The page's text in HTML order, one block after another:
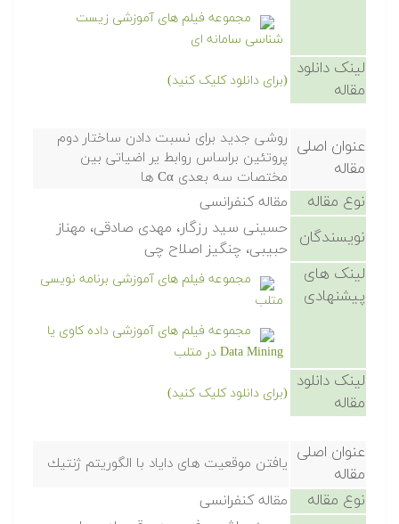
مجموعه فیلم های آموزشی زیست
شناسی سامانه ای
لینک دانلود
مقاله
(برای دانلود کلیک کنید)
عنوان اصلی
مقاله
روشی جدید برای نسبت دادن ساختار دوم
پروتئین براساس روابط یر اضیاتی بین
مختصات سه بعدی Cα ها
نوع مقاله مقاله کنفرانسی
نویسندگان
حسینی سید رزگار، مهدی صادقی، مهناز
حبیبی، چنگیز اصلاح چی
لینک های
پیشنهادی
مجموعه فیلم های آموزشی برنامه نویسی
متلب
مجموعه فیلم های آموزشی داده کاوی یا
Data Mining در متلب
لینک دانلود
مقاله
(برای دانلود کلیک کنید)
عنوان اصلی
مقاله
یافتن موقعیت های دایاد با الگوریتم ژنتیك
نوع مقاله مقاله کنفرانسی